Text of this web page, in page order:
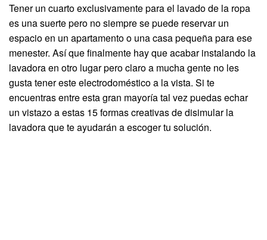
Tener un cuarto exclusivamente para el lavado de la ropa
es una suerte pero no siempre se puede reservar un
espacio en un apartamento o una casa pequeña para ese
menester. Así que finalmente hay que acabar instalando la
lavadora en otro lugar pero claro a mucha gente no les
gusta tener este electrodoméstico a la vista. Si te
encuentras entre esta gran mayoría tal vez puedas echar
un vistazo a estas 15 formas creativas de disimular la
lavadora que te ayudarán a escoger tu solución.